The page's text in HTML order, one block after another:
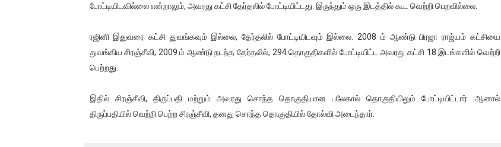
ஜனாதிபதி ஐக்கிய நாடுகளின் பொதுச் சபை கூட்டத்தில் இன்று உரை
32 CM விநோத கன்றுக்குட்டி! (வீடியோ)
போட்டியிடவில்லை என்றாலும், அவரது கட்சி தேர்தலில் போட்டியிட்டது. இருந்தும் ஒரு இடத்தில் கூட வெற்றி பெறவில்லை.
ரஜினி இதுவரை கட்சி துவங்கவும் இல்லை, தேர்தலில் போட்டியிடவும் இல்லை. 2008 ம் ஆண்டு பிரஜா ராஜ்யம் கட்சியை
துவங்கிய சிரஞ்சீவி, 2009 ம் ஆண்டு நடந்த தேர்தலில், 294 தொகுதிகளில் போட்டியிட்ட அவரது கட்சி 18 இடங்களில் வெற்றி
பெற்றது.
இதில் சிரஞ்சீவி, திருப்பதி மற்றும் அவரது சொந்த தொகுதியான பலேகால் தொகுதியிலும் போட்டியிட்டார். ஆனால்
திருப்பதியில் வெற்றி பெற்ற சிரஞ்சீவி, தனது சொந்த தொகுதியில் தோல்வி அடைந்தார்.